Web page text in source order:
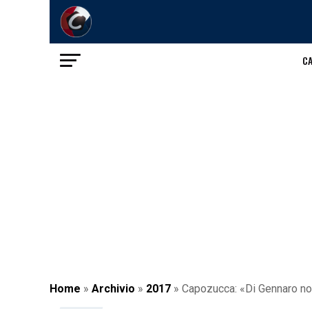
Home » Archivio » 2017 » Capozucca: «Di Gennaro